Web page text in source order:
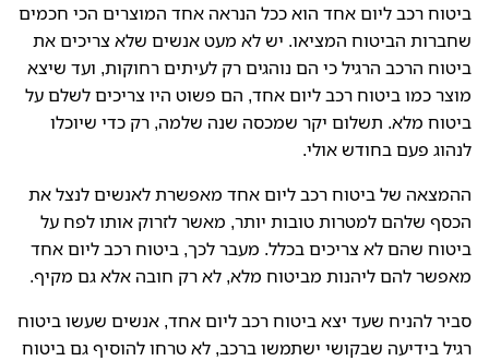
ביטוח רכב ליום אחד הוא ככל הנראה אחד המוצרים הכי חכמים
שחברות הביטוח המציאו. יש לא מעט אנשים שלא צריכים את
ביטוח הרכב הרגיל כי הם נוהגים רק לעיתים רחוקות, ועד שיצא
מוצר כמו ביטוח רכב ליום אחד, הם פשוט היו צריכים לשלם על
ביטוח מלא. תשלום יקר שמכסה שנה שלמה, רק כדי שיוכלו
לנהוג פעם בחודש אולי.
ההמצאה של ביטוח רכב ליום אחד מאפשרת לאנשים לנצל את
הכסף שלהם למטרות טובות יותר, מאשר לזרוק אותו לפח על
ביטוח שהם לא צריכים בכלל. מעבר לכך, ביטוח רכב ליום אחד
מאפשר להם ליהנות מביטוח מלא, לא רק חובה אלא גם מקיף.
סביר להניח שעד יצא ביטוח רכב ליום אחד, אנשים שעשו ביטוח
רגיל בידיעה שבקושי ישתמשו ברכב, לא טרחו להוסיף גם ביטוח